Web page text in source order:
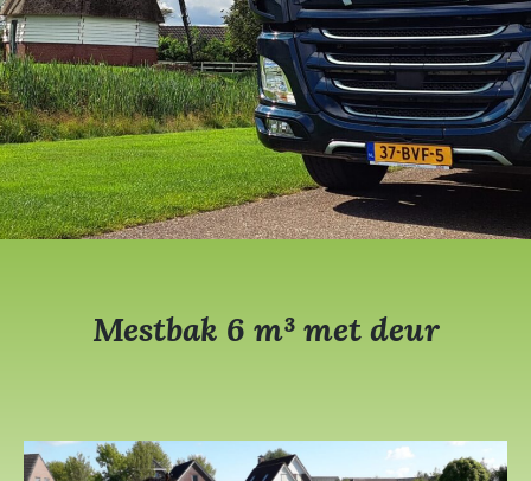
Mestbak 6 m³ met deur